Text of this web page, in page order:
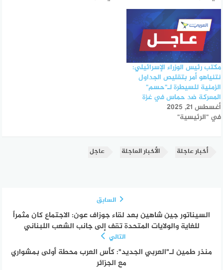
مكتب رئيس الوزراء الإسرائيلي:
نتنياهو أمر بتقليص الجداول
الزمنية للسيطرة لـ"حسم"
المعركة ضد حماس في غزة
أغسطس 21, 2025
في "الرئيسية"
أخبار عاجلة الأخبار العاجلة عاجل
السابق
السيناتور جين شاهين بعد لقاء جوزاف عون: الاجتماع كان مثمراً
للغاية والولايات المتحدة تقف إلى جانب الشعب اللبناني
التالي
منذر طمين لـ"العربي الجديد": كأس العرب محطة أولى بمشواري
مع الجزائر